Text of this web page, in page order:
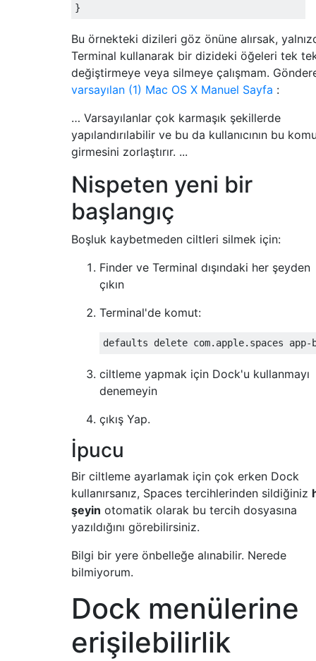
Bu örnekteki dizileri göz önüne alırsak,
Terminal kullanarak bir dizideki öğeleri tek
değiştirmeye veya silmeye çalışmam.
varsayılan (1) Mac OS X Manuel Sayfa :
… Varsayılanlar çok karmaşık şekillerde
yapılandırılabilir ve bu da kullanıcının bu
girmesini zorlaştırır. ...
Nispeten yeni bir
başlangıç
Boşluk kaybetmeden ciltleri silmek için:
Finder ve Terminal dışındaki her şeyden
çıkın
Terminal'de komut:
ciltleme yapmak için Dock'u kullanmayı
denemeyin
çıkış Yap.
İpucu
Bir ciltleme ayarlamak için çok erken Dock
kullanırsanız, Spaces tercihlerinden sildiğiniz
şeyin otomatik olarak bu tercih dosyasına
yazıldığını görebilirsiniz.
Bilgi bir yere önbelleğe alınabilir. Nerede
bilmiyorum.
Dock menülerine
erişilebilirlik